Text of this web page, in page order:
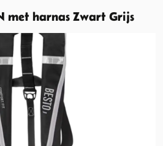
met harnas Zwart Grijs